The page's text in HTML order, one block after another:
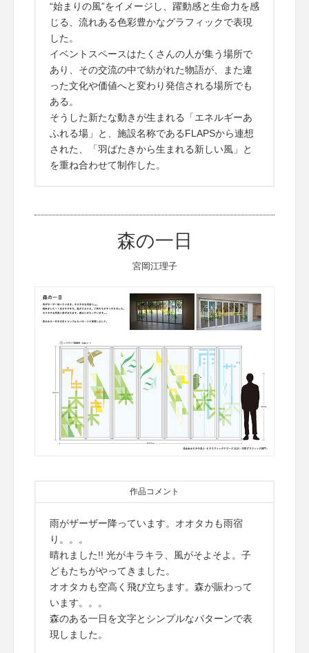
“始まりの風”をイメージし、躍動感と生命力を感
じる、流れある色彩豊かなグラフィックで表現
した。
イベントスペースはたくさんの人が集う場所で
あり、その交流の中で紡がれた物語が、また違
った文化や価値へと変わり発信される場所でも
ある。
そうした新たな動きが生まれる「エネルギーあ
ふれる場」と、施設名称であるFLAPSから連想
された、「羽ばたきから生まれる新しい風」と
を重ね合わせて制作した。
森の一日
宮岡江理子
作品コメント
雨がザーザー降っています。オオタカも雨宿
り。。。
晴れました!! 光がキラキラ、風がそよそよ。子
どもたちがやってきました。
オオタカも空高く飛び立ちます。森が賑わって
います。。。
森のある一日を文字とシンプルなパターンで表
現しました。